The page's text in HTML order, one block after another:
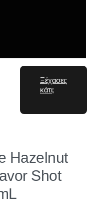
Ξέχασες
κάτι;
Hazelnut
Shot